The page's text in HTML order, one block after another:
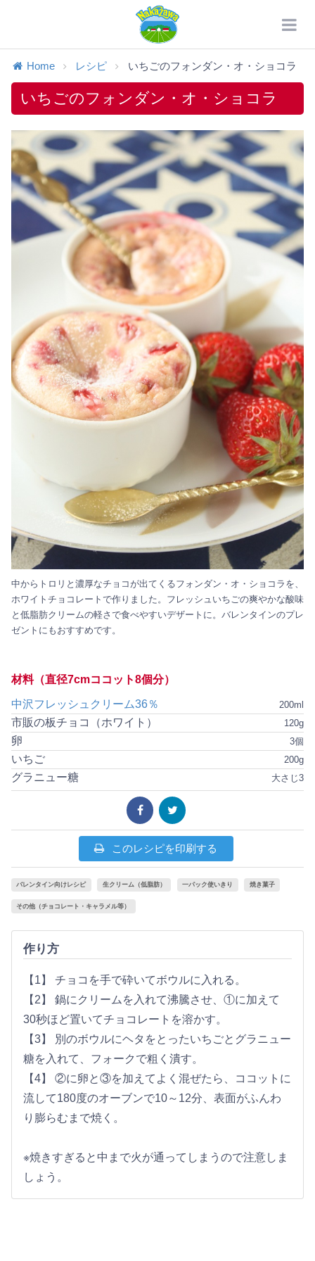
Home レシピ いちごのフォンダン・オ・ショコラ
いちごのフォンダン・オ・ショコラ
中からトロリと濃厚なチョコが出てくるフォンダン・オ・ショコラを、
ホワイトチョコレートで作りました。フレッシュいちごの爽やかな酸味
と低脂肪クリームの軽さで食べやすいデザートに。バレンタインのプレ
ゼントにもおすすめです。
材料（直径7cmココット8個分）
200ml
中沢フレッシュクリーム36％
120g
市販の板チョコ（ホワイト）
3個
卵
200g
いちご
大さじ3
グラニュー糖
このレシピを印刷する
バレンタイン向けレシピ 生クリーム（低脂肪） 一パック使いきり 焼き菓子
その他（チョコレート・キャラメル等）
作り方
【1】 チョコを手で砕いてボウルに入れる。
【2】 鍋にクリームを入れて沸騰させ、①に加えて
30秒ほど置いてチョコレートを溶かす。
【3】 別のボウルにヘタをとったいちごとグラニュー
糖を入れて、フォークで粗く潰す。
【4】 ②に卵と③を加えてよく混ぜたら、ココットに
流して180度のオーブンで10～12分、表面がふんわ
り膨らむまで焼く。
※焼きすぎると中まで火が通ってしまうので注意しま
しょう。